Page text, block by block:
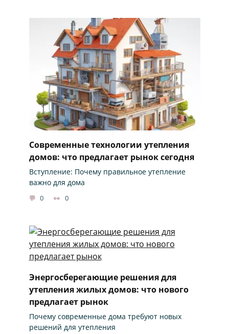
Современные технологии утепления
домов: что предлагает рынок сегодня
Вступление: Почему правильное утепление
важно для дома
0 0
Энергосберегающие решения для
утепления жилых домов: что нового
предлагает рынок
Почему современные дома требуют новых
решений для утепления